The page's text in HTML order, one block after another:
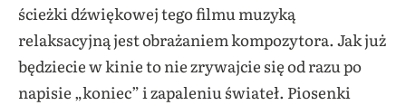
ścieżki dźwiękowej tego filmu muzyką
relaksacyjną jest obrażaniem kompozytora. Jak już
będziecie w kinie to nie zrywajcie się od razu po
napisie „koniec” i zapaleniu świateł. Piosenki